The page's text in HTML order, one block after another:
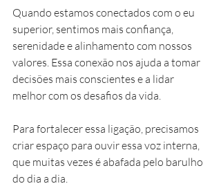
Quando estamos conectados com o eu
superior, sentimos mais confiança,
serenidade e alinhamento com nossos
valores. Essa conexão nos ajuda a tomar
decisões mais conscientes e a lidar
melhor com os desafios da vida.
Para fortalecer essa ligação, precisamos
criar espaço para ouvir essa voz interna,
que muitas vezes é abafada pelo barulho
do dia a dia.